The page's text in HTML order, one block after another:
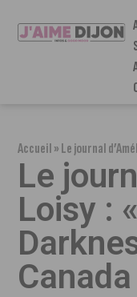
Accueil»Le journal
Le
Loisy :
Canada